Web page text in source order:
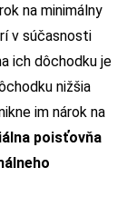
na minimálny
v súčasnosti
ich dôchodku je
nižšia
im nárok na
poisťovňa